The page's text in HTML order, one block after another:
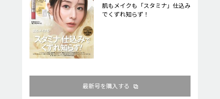
肌もメイクも「スタミナ」仕込み
でくずれ知らず！
最新号を購入する